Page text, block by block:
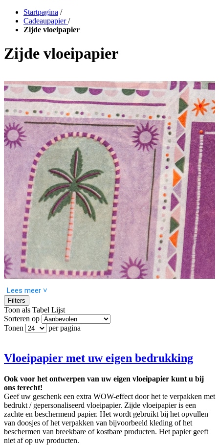
Startpagina /
Cadeaupapier /
Zijde vloeipapier
Zijde vloeipapier
Ontdek het veelzijdige gebruik van vloeipapier, een essentieel
draagtassen,kleurrijke stickersenelegante kaartenvoor een
onvergetelijke presentatie.
Lees meer ˅
Filters
Toon als Tabel Lijst
Sorteren op
Tonen
per pagina
Vloeipapier met uw eigen bedrukking
Ook voor het ontwerpen van uw eigen vloeipapier kunt u bij
ons terecht!
Geef uw geschenk een extra WOW-effect door het te verpakken met
bedrukt / gepersonaliseerd vloeipapier. Zijde vloeipapier is een
zachte en beschermend papier. Het wordt gebruikt bij het opvullen
van doosjes of het verpakken van bijvoorbeeld kleding of het
beschermen van breekbare of kostbare producten. Het papier geeft
niet af op uw producten.